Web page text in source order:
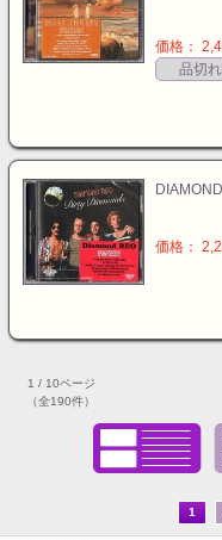
価格：
品切
価格：
1 / 10ページ
（全190件）
1